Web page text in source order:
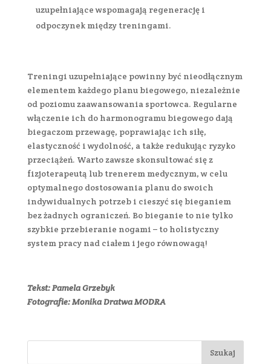
uzupełniające wspomagają regenerację i
odpoczynek między treningami.
Treningi uzupełniające powinny być nieodłącznym
elementem każdego planu biegowego, niezależnie
od poziomu zaawansowania sportowca. Regularne
włączenie ich do harmonogramu biegowego dają
biegaczom przewagę, poprawiając ich siłę,
elastyczność i wydolność, a także redukując ryzyko
przeciążeń. Warto zawsze skonsultować się z
fizjoterapeutą lub trenerem medycznym, w celu
optymalnego dostosowania planu do swoich
indywidualnych potrzeb i cieszyć się bieganiem
bez żadnych ograniczeń. Bo bieganie to nie tylko
szybkie przebieranie nogami – to holistyczny
system pracy nad ciałem i jego równowagą!
Tekst: Pamela Grzebyk
Fotografie: Monika Dratwa MODRA